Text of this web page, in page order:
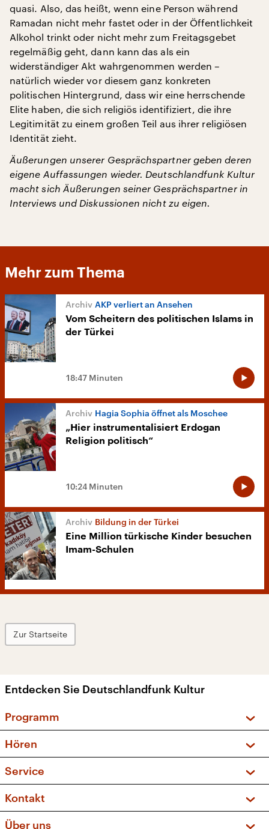
quasi. Also, das heißt, wenn eine Person während
Ramadan nicht mehr fastet oder in der Öffentlichkeit
Alkohol trinkt oder nicht mehr zum Freitagsgebet
regelmäßig geht, dann kann das als ein
widerständiger Akt wahrgenommen werden –
natürlich wieder vor diesem ganz konkreten
politischen Hintergrund, dass wir eine herrschende
Elite haben, die sich religiös identifiziert, die ihre
Legitimität zu einem großen Teil aus ihrer religiösen
Identität zieht.
Äußerungen unserer Gesprächspartner geben deren
eigene Auffassungen wieder. Deutschlandfunk Kultur
macht sich Äußerungen seiner Gesprächspartner in
Interviews und Diskussionen nicht zu eigen.
Mehr zum Thema
AKP verliert an Ansehen
Vom Scheitern des politischen Islams in
der Türkei
18:47 Minuten
Hagia Sophia öffnet als Moschee
„Hier instrumentalisiert Erdogan
Religion politisch“
10:24 Minuten
Bildung in der Türkei
Eine Million türkische Kinder besuchen
Imam-Schulen
Zur Startseite
Entdecken Sie Deutschlandfunk Kultur
Programm
Sendungen und Podcasts
Musikliste
Kakadu – Das Kinderprogramm
Hören
Frequenzen (UKW + DAB+)
Service
FAQ
Apps
Kontakt
Über uns